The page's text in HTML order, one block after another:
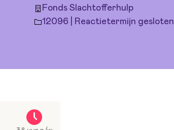
Fonds Slachtofferhulp
12096 | Reactietermijn gesloten